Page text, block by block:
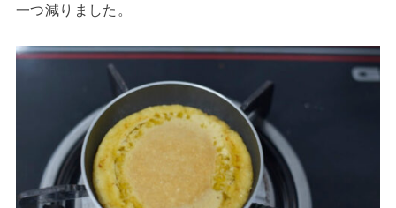
一つ減りました。